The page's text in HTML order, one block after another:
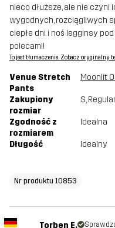
nieco dłuższe, ale nie czyni
wygodnych, rozciągliwych
ciepłe dni i noś legginsy
polecam!!
To jest tłumaczenie. Zobacz oryginalny
Venue Stretch
Pants
Moonlit
Zakupiony
rozmiar
S,
Zgodność z
rozmiarem
Idealna
Długość Idealny
Nr produktu 10853
Torben E.